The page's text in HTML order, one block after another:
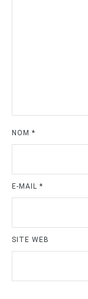
NOM *
E-MAIL *
SITE WEB